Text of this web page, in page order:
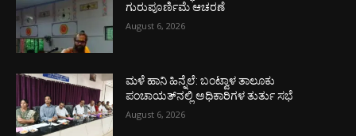
ಗುರುಪೂರ್ಣಿಮೆ ಆಚರಣೆ
August 6, 2026
ಮಳೆ ಹಾನಿ ಹಿನ್ನೆಲೆ: ಬಂಟ್ವಾಳ ತಾಲೂಕು
ಪಂಚಾಯತ್‌ನಲ್ಲಿ ಅಧಿಕಾರಿಗಳ ತುರ್ತು ಸಭೆ
August 6, 2026